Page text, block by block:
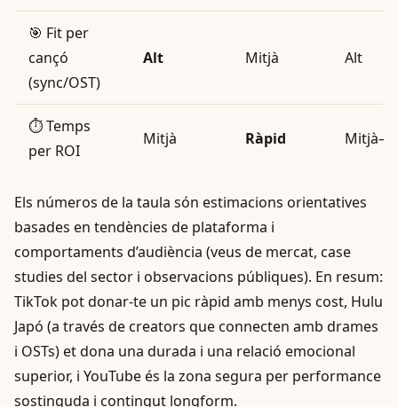
🎯 Fit per
cançó
(sync/OST)
Alt Mitjà Alt
⏱️ Temps
per ROI
Mitjà Ràpid
Els números de la taula són estimacions orientatives
basades en tendències de plataforma i
comportaments d’audiència (veus de mercat, case
studies del sector i observacions públiques). En resum:
TikTok pot donar-te un pic ràpid amb menys cost, Hulu
Japó (a través de creators que connecten amb drames
i OSTs) et dona una durada i una relació emocional
superior, i YouTube és la zona segura per performance
sostinguda i contingut longform.